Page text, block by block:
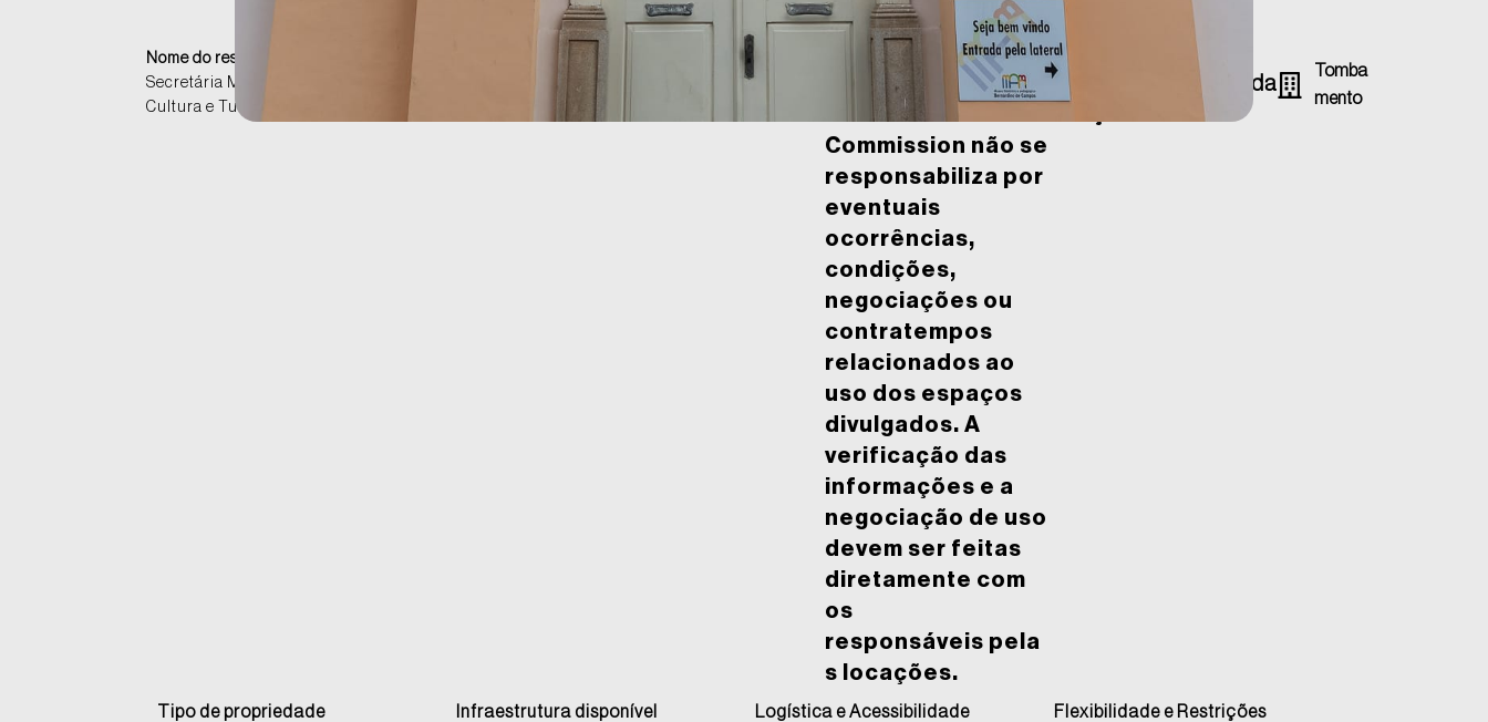
adornos. O local abriga um rico e diversificado acervo de 12 mil peças.
Nome do responsável:
Secretária Municipal de
Cultura e Turismo
E-mail:
cultura@amparo.sp.gov.br
(19) 3817-9364
**A São Paulo
State Film
Commission não se
responsabiliza por
eventuais
ocorrências,
condições,
negociações ou
contratempos
relacionados ao
uso dos espaços
divulgados. A
verificação das
informações e a
negociação de uso
devem ser feitas
diretamente com
os
responsáveis pela
s locações.
Informações gerais da
Tomba
Mento
Tipo de propriedade Infraestrutura disponível Logística e Acessibilidade Flexibilidade e Restrições